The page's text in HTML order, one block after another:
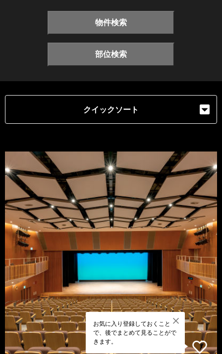
物件検索
部位検索
クイックソート
お気に入り登録しておくこと
で、後でまとめて見ることがで
きます。